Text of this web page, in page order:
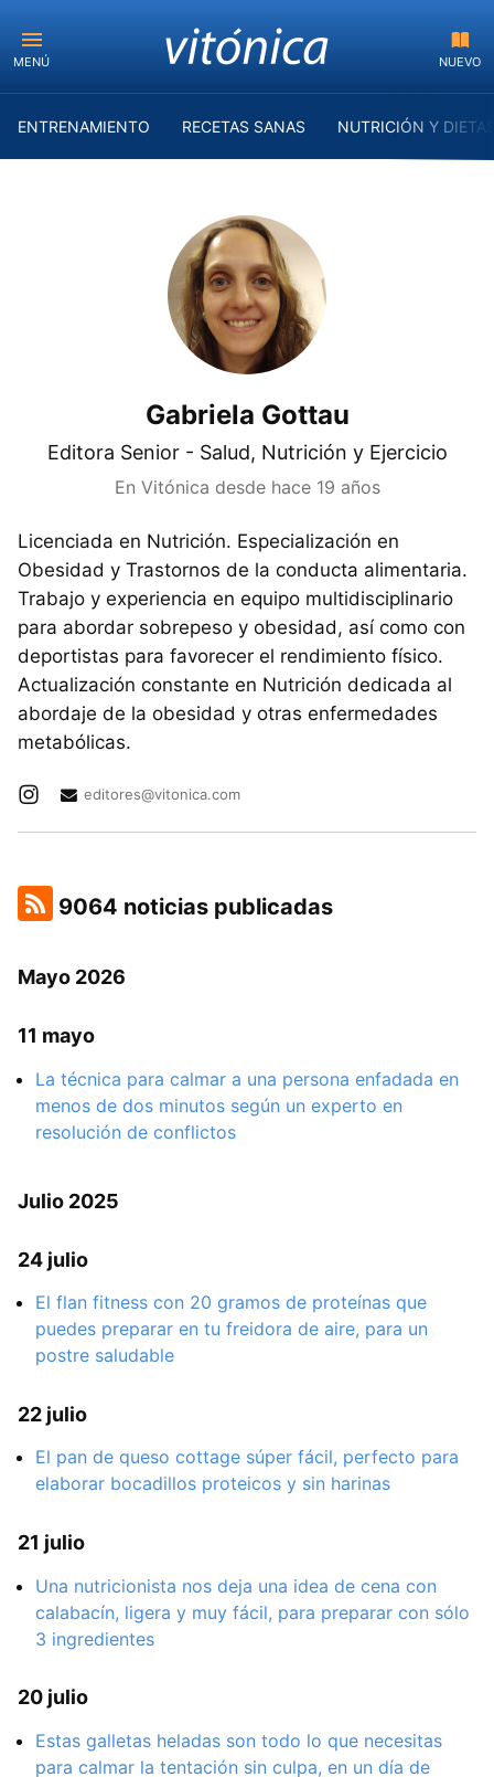
MENÚ NUEVO
ENTRENAMIENTO RECETAS SANAS NUTRICIÓN Y
Gabriela Gottau
Editora Senior - Salud, Nutrición y Ejercicio
En Vitónica desde hace 19 años
Licenciada en Nutrición. Especialización en
Obesidad y Trastornos de la conducta alimentaria.
Trabajo y experiencia en equipo multidisciplinario
para abordar sobrepeso y obesidad, así como con
deportistas para favorecer el rendimiento físico.
Actualización constante en Nutrición dedicada al
abordaje de la obesidad y otras enfermedades
metabólicas.
editores@vitonica.com
9064 noticias publicadas
Mayo 2026
11 mayo
La técnica para calmar a una persona enfadada en
menos de dos minutos según un experto en
resolución de conflictos
Julio 2025
24 julio
El flan fitness con 20 gramos de proteínas que
puedes preparar en tu freidora de aire, para un
postre saludable
22 julio
El pan de queso cottage súper fácil, perfecto para
elaborar bocadillos proteicos y sin harinas
21 julio
Una nutricionista nos deja una idea de cena con
calabacín, ligera y muy fácil, para preparar con sólo
3 ingredientes
20 julio
Estas galletas heladas son todo lo que necesitas
para calmar la tentación sin culpa, en un día de